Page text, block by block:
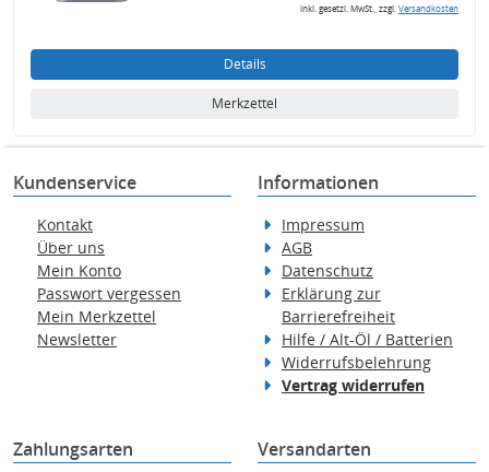
inkl. gesetzl. MwSt., zzgl.Versandkosten
Details
Merkzettel
Kundenservice
Kontakt
Über uns
Mein Konto
Passwort vergessen
Mein Merkzettel
Newsletter
Informationen
Impressum
AGB
Datenschutz
Erklärung zur
Barrierefreiheit
Hilfe / Alt-Öl / Batterien
Widerrufsbelehrung
Vertrag widerrufen
Zahlungsarten Versandarten